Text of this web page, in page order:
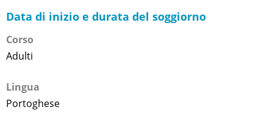
Data di inizio e durata del soggiorno
Corso
Adulti
Lingua
Portoghese